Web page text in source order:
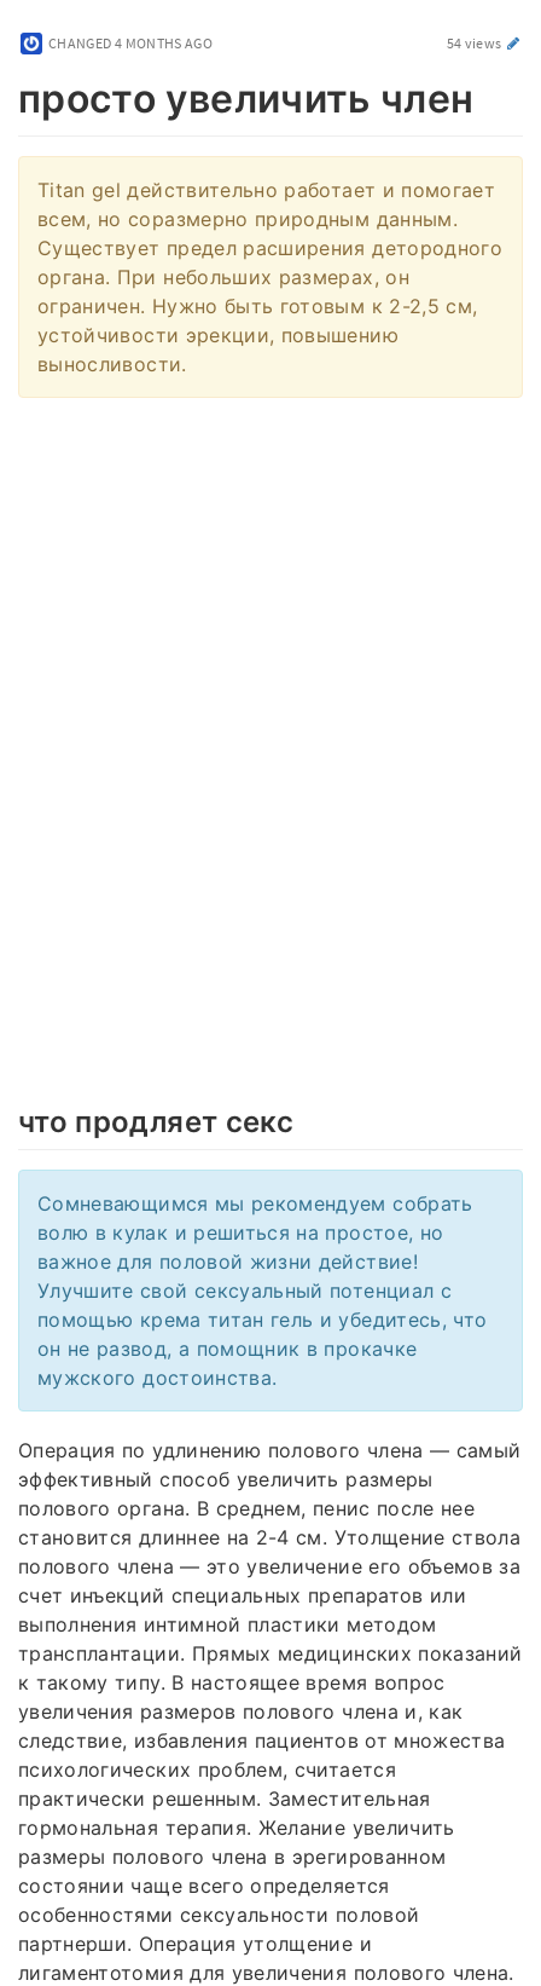
CHANGED 4 MONTHS AGO 54 views
просто увеличить член
Titan gel действительно работает и помогает
всем, но соразмерно природным данным.
Существует предел расширения детородного
органа. При небольших размерах, он
ограничен. Нужно быть готовым к 2-2,5 см,
устойчивости эрекции, повышению
выносливости.
что продляет секс
Сомневающимся мы рекомендуем собрать
волю в кулак и решиться на простое, но
важное для половой жизни действие!
Улучшите свой сексуальный потенциал с
помощью крема титан гель и убедитесь, что
он не развод, а помощник в прокачке
мужского достоинства.
Операция по удлинению полового члена — самый
эффективный способ увеличить размеры
полового органа. В среднем, пенис после нее
становится длиннее на 2-4 см. Утолщение ствола
полового члена — это увеличение его объемов за
счет инъекций специальных препаратов или
выполнения интимной пластики методом
трансплантации. Прямых медицинских показаний
к такому типу. В настоящее время вопрос
увеличения размеров полового члена и, как
следствие, избавления пациентов от множества
психологических проблем, считается
практически решенным. Заместительная
гормональная терапия. Желание увеличить
размеры полового члена в эрегированном
состоянии чаще всего определяется
особенностями сексуальности половой
партнерши. Операция утолщение и
лигаментотомия для увеличения полового члена.